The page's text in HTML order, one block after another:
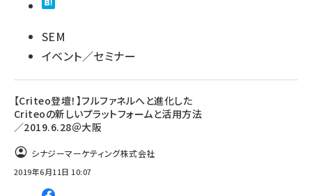
SEM
イベント／セミナー
【Criteo登壇！】フルファネルへと進化した
Criteoの新しいプラットフォームと活用方法
／2019.6.28＠大阪
シナジーマーケティング株式会社
2019年6月11日 10:07